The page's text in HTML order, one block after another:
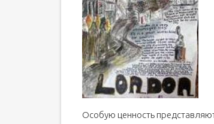
Особую ценность